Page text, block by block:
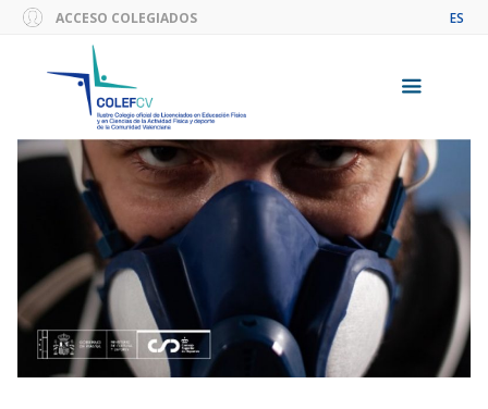
Saltar
contenido
ACCESO COLEGIADOS ES
Menú